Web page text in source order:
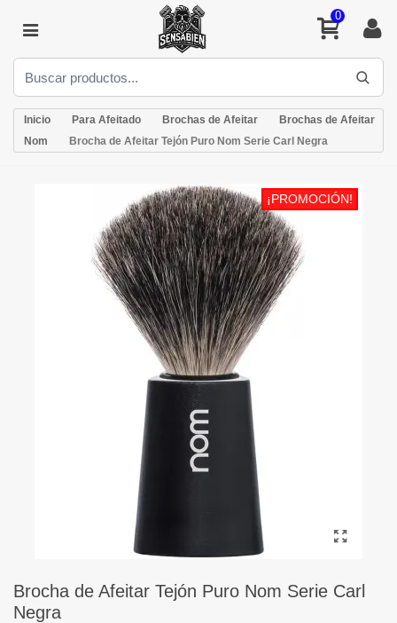
0
Inicio Para Afeitado Brochas de Afeitar
Brochas de Afeitar
Nom
Brocha de Afeitar Tejón Puro Nom Serie Carl Negra
¡PROMOCIÓN!
Brocha de Afeitar Tejón Puro Nom Serie Carl
Negra